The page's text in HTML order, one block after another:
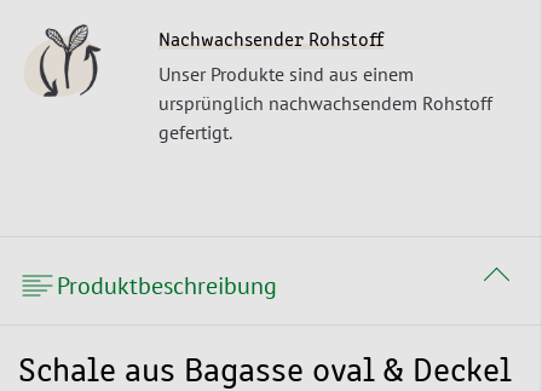
Nachwachsender Rohstoff
Unser Produkte sind aus einem
ursprünglich nachwachsendem Rohstoff
gefertigt.
Produktbeschreibung
Schale aus Bagasse oval & Deckel